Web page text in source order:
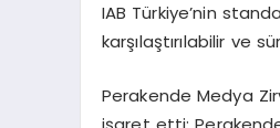
IAB Türkiye’nin
karşılaştırılabilir ve
Perakende Medya